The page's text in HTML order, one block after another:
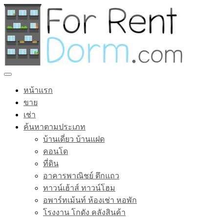
หน้าแรก
ขาย
เช่า
ค้นหาตามประเภท
บ้านเดี่ยว บ้านแฝด
คอนโด
ที่ดิน
อาคารพาณิชย์ ตึกแถว
ทาวน์เฮ้าส์ ทาวน์โฮม
อพาร์ทเม้นท์ ห้องเช่า หอพัก
โรงงาน โกดัง คลังสินค้า